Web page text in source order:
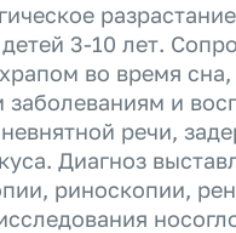
3-10 лет.
во время
и
речи,
Диагноз
риноскопии,